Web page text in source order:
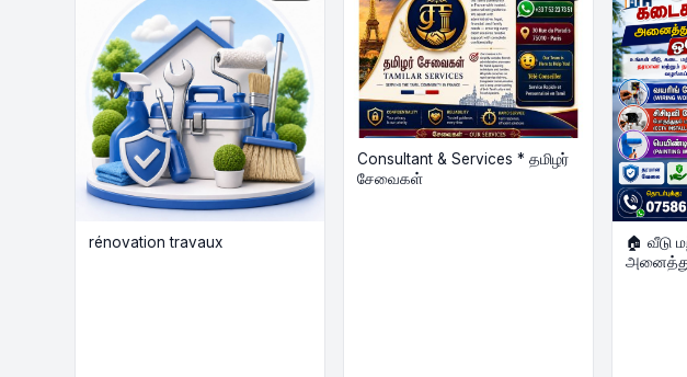
rénovation travaux
Consultant & Services * தமிழர்
சேவைகள்
🏠 வீடு